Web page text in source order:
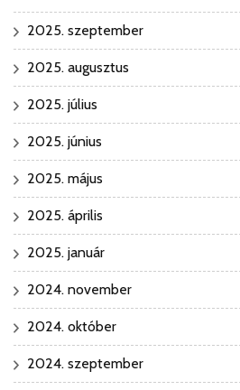
2025. szeptember
2025. augusztus
2025. július
2025. június
2025. május
2025. április
2025. január
2024. november
2024. október
2024. szeptember